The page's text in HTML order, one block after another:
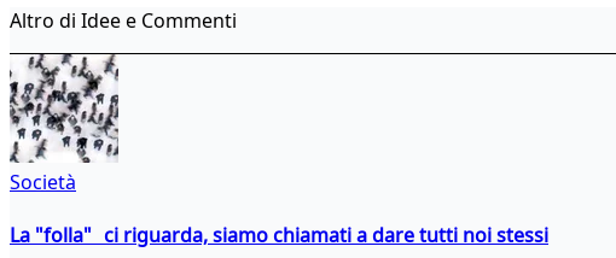
Altro di Idee e Commenti
Società
La "folla" ci riguarda, siamo chiamati a dare tutti noi stessi